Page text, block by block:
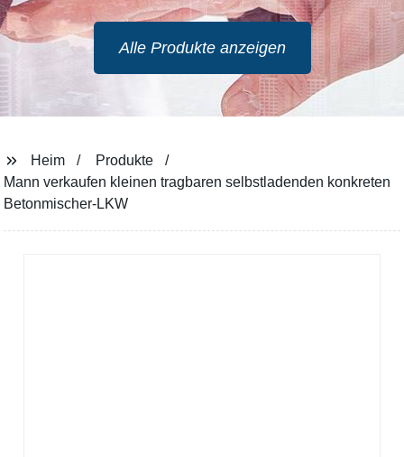
Alle Produkte anzeigen
Heim
Produkte
Mann verkaufen kleinen tragbaren selbstladenden konkreten
Betonmischer-LKW